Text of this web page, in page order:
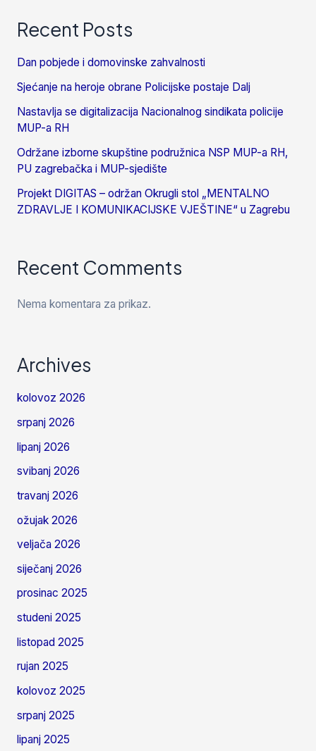
Recent Posts
Dan pobjede i domovinske zahvalnosti
Sjećanje na heroje obrane Policijske postaje Dalj
Nastavlja se digitalizacija Nacionalnog sindikata policije
MUP-a RH
Održane izborne skupštine podružnica NSP MUP-a RH,
PU zagrebačka i MUP-sjedište
Projekt DIGITAS – održan Okrugli stol „MENTALNO
ZDRAVLJE I KOMUNIKACIJSKE VJEŠTINE“ u Zagrebu
Recent Comments
Nema komentara za prikaz.
Archives
kolovoz 2026
srpanj 2026
lipanj 2026
svibanj 2026
travanj 2026
ožujak 2026
veljača 2026
siječanj 2026
prosinac 2025
studeni 2025
listopad 2025
rujan 2025
kolovoz 2025
srpanj 2025
lipanj 2025